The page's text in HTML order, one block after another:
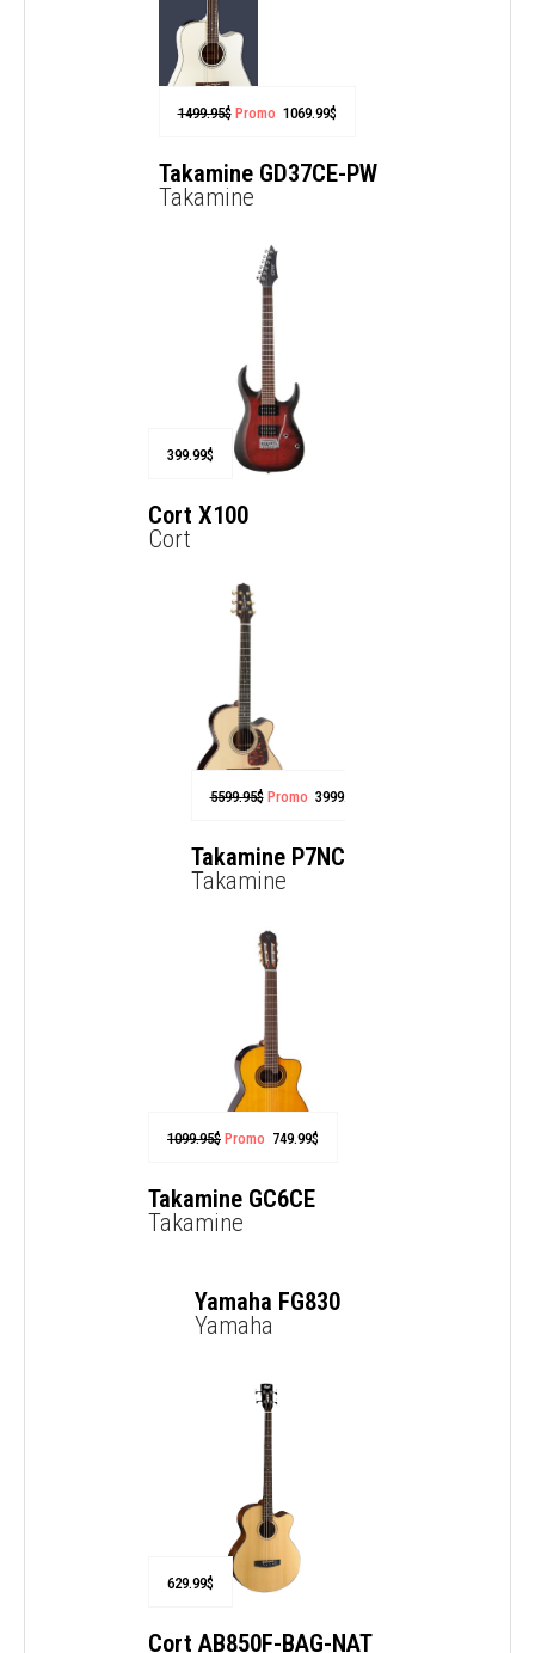
1499.95$Promo 1069.99$
Takamine GD37CE-PW
Takamine
399.99$
Cort X100
Cort
5599.95$Promo 3999.99
Takamine P7NC
Takamine
1099.95$ Promo 749.99$
Takamine GC6CE
Takamine
Yamaha FG830
Yamaha
629.99$
Cort AB850F-BAG-NAT